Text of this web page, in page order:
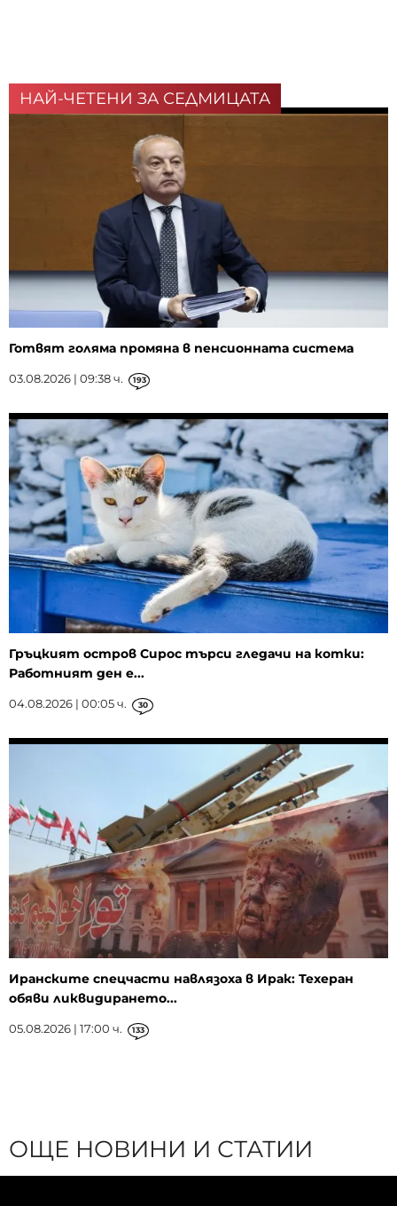
НАЙ-ЧЕТЕНИ ЗА СЕДМИЦАТА
Готвят голяма промяна в пенсионната система
03.08.2026 | 09:38 ч. 193
Гръцкият остров Сирос търси гледачи на котки:
Работният ден е...
04.08.2026 | 00:05 ч. 30
Иранските спецчасти навлязоха в Ирак: Техеран
обяви ликвидирането...
05.08.2026 | 17:00 ч. 133
ОЩЕ НОВИНИ И СТАТИИ